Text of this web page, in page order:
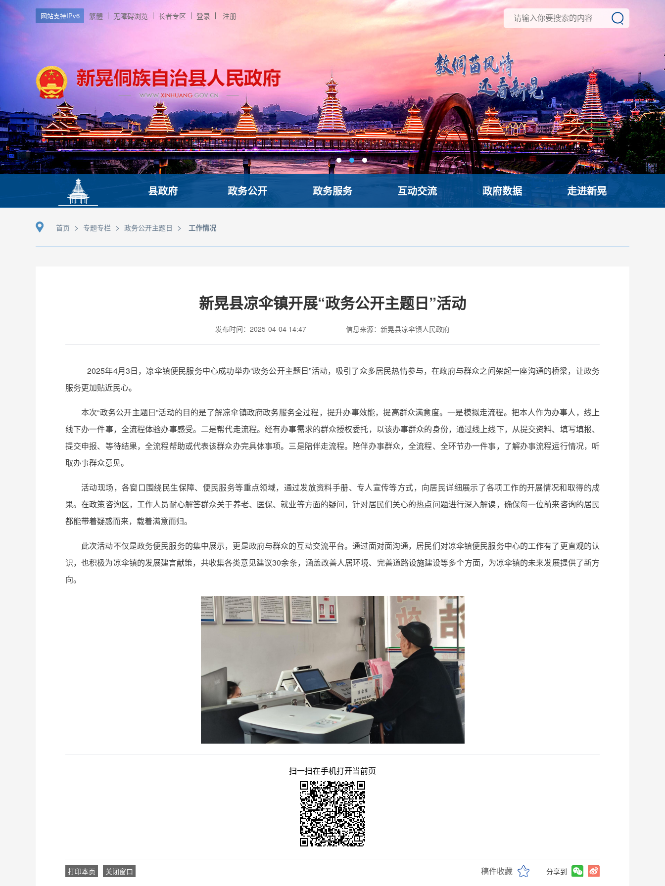
网站支持IPv6 繁體 无障碍浏览 长者专区 登录 注册
县政府 政务公开 政务服务 互动交流 政府数据 走进新晃
首页 > 专题专栏 > 政务公开主题日 > 工作情况
新晃县凉伞镇开展“政务公开主题日”活动
发布时间：2025-04-04 14:47 信息来源：新晃县凉伞镇人民政府
2025年4月3日，凉伞镇便民服务中心成功举办“政务公开主题日”活动，吸引了众多居民热情参与，在政府与群众之间架起一座沟通的桥梁，让政务
服务更加贴近民心。
本次“政务公开主题日”活动的目的是了解凉伞镇政府政务服务全过程，提升办事效能，提高群众满意度。一是模拟走流程。把本人作为办事人，线上
线下办一件事，全流程体验办事感受。二是帮代走流程。经有办事需求的群众授权委托，以该办事群众的身份，通过线上线下，从提交资料、填写填报、
提交申报、等待结果，全流程帮助或代表该群众办完具体事项。三是陪伴走流程。陪伴办事群众，全流程、全环节办一件事，了解办事流程运行情况，听
取办事群众意见。
活动现场，各窗口围绕民生保障、便民服务等重点领域，通过发放资料手册、专人宣传等方式，向居民详细展示了各项工作的开展情况和取得的成
果。在政策咨询区，工作人员耐心解答群众关于养老、医保、就业等方面的疑问，针对居民们关心的热点问题进行深入解读，确保每一位前来咨询的居民
都能带着疑惑而来，载着满意而归。
此次活动不仅是政务便民服务的集中展示，更是政府与群众的互动交流平台。通过面对面沟通，居民们对凉伞镇便民服务中心的工作有了更直观的认
识，也积极为凉伞镇的发展建言献策，共收集各类意见建议30余条，涵盖改善人居环境、完善道路设施建设等多个方面，为凉伞镇的未来发展提供了新方
向。
扫一扫在手机打开当前页
打印本页 关闭窗口 稿件收藏 分享到